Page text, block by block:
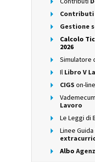
Contributi
Gestione
Calcolo
2026
Simulatore
Il Libro V
CIGS on-line
Vademecum
Lavoro
Le Leggi di
Linee Guida
Albo